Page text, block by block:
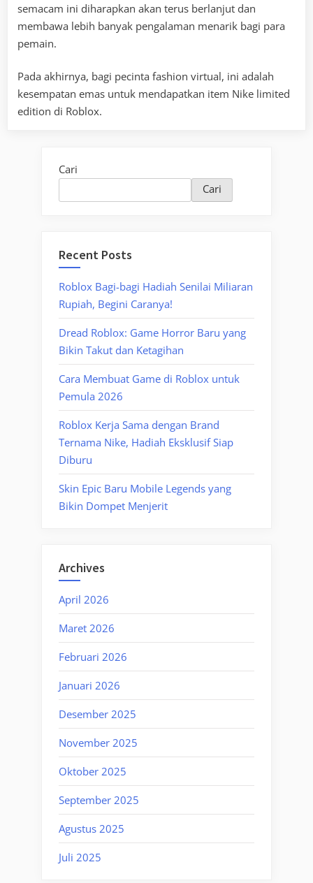
semacam ini diharapkan akan terus berlanjut dan
membawa lebih banyak pengalaman menarik bagi para
pemain.
Pada akhirnya, bagi pecinta fashion virtual, ini adalah
kesempatan emas untuk mendapatkan item Nike limited
edition di Roblox.
Cari
Cari
Recent Posts
Roblox Bagi-bagi Hadiah Senilai Miliaran
Rupiah, Begini Caranya!
Dread Roblox: Game Horror Baru yang
Bikin Takut dan Ketagihan
Cara Membuat Game di Roblox untuk
Pemula 2026
Roblox Kerja Sama dengan Brand
Ternama Nike, Hadiah Eksklusif Siap
Diburu
Skin Epic Baru Mobile Legends yang
Bikin Dompet Menjerit
Archives
April 2026
Maret 2026
Februari 2026
Januari 2026
Desember 2025
November 2025
Oktober 2025
September 2025
Agustus 2025
Juli 2025